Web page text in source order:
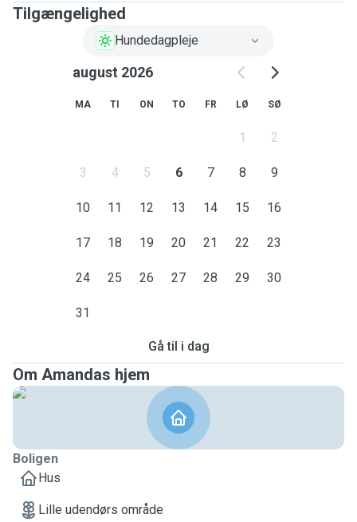
Tilgængelighed
Hundedagpleje
august 2026
MA TI ON TO FR LØ SØ
1 2
3 4 5 6 7 8 9
10 11 12 13 14 15 16
17 18 19 20 21 22 23
24 25 26 27 28 29 30
31
Gå til i dag
Om Amandas hjem
Boligen
Hus
Lille udendørs område